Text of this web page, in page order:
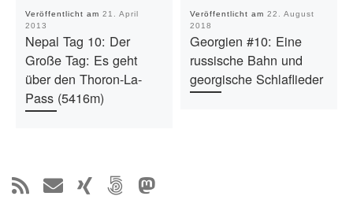
Veröffentlicht am 21. April
2013
Nepal Tag 10: Der
Große Tag: Es geht
über den Thoron-La-
Pass (5416m)
Veröffentlicht am 22. August
2018
Georgien #10: Eine
russische Bahn und
georgische Schlaflieder